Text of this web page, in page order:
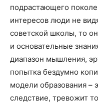
подрастающего
интересов люди не
советской школы, то
и основательные
диапазон мышления,
попытка бездумно
модели образования –
следствие, тревожит